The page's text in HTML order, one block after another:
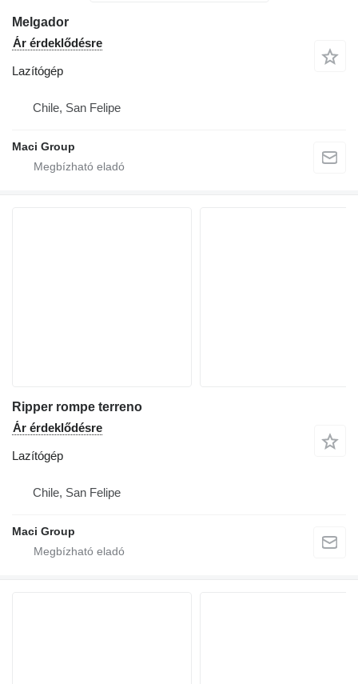
Melgador
Ár érdeklődésre
Lazítógép
Chile, San Felipe
Maci Group
Ripper rompe terreno
Ár érdeklődésre
Lazítógép
Chile, San Felipe
Maci Group